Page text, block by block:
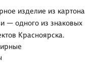
изделие из картона
— одного из знаковых
Красноярска.